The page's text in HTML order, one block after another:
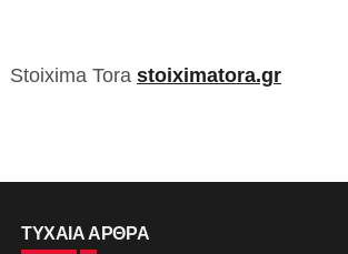
Stoixima Tora stoiximatora.gr
ΤΥΧΑΙΑ ΑΡΘΡΑ